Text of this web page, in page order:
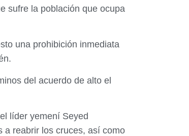
sufre la población que ocupa
una prohibición inmediata
del acuerdo de alto el
líder yemení Seyed
a reabrir los cruces, así como